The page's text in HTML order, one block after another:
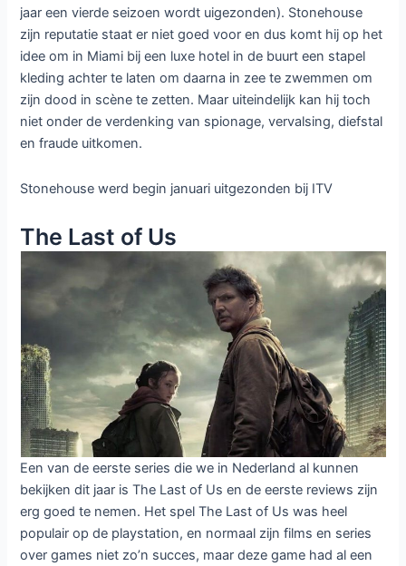
jaar een vierde seizoen wordt uigezonden). Stonehouse
zijn reputatie staat er niet goed voor en dus komt hij op het
idee om in Miami bij een luxe hotel in de buurt een stapel
kleding achter te laten om daarna in zee te zwemmen om
zijn dood in scène te zetten. Maar uiteindelijk kan hij toch
niet onder de verdenking van spionage, vervalsing, diefstal
en fraude uitkomen.
Stonehouse werd begin januari uitgezonden bij ITV
The Last of Us
Een van de eerste series die we in Nederland al kunnen
bekijken dit jaar is The Last of Us en de eerste reviews zijn
erg goed te nemen. Het spel The Last of Us was heel
populair op de playstation, en normaal zijn films en series
over games niet zo’n succes, maar deze game had al een